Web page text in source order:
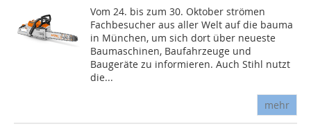
Vom 24. bis zum 30. Oktober strömen
Fachbesucher aus aller Welt auf die bauma
in München, um sich dort über neueste
Baumaschinen, Baufahrzeuge und
Baugeräte zu informieren. Auch Stihl nutzt
die...
mehr